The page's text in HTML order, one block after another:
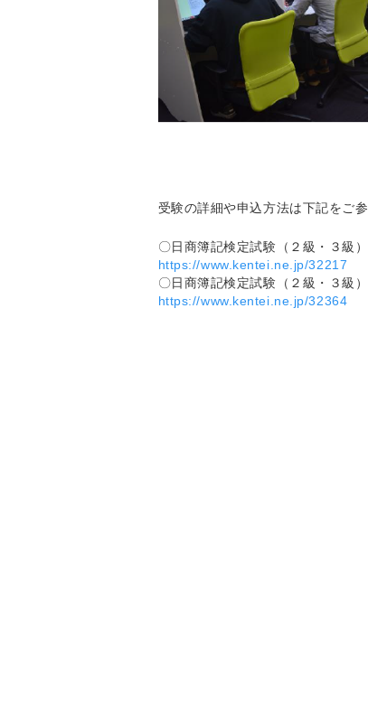
受験の詳細や申込方法は下記をご参
〇日商簿記検定試験（２級・３級
https://www.kentei.ne.jp/32217
〇日商簿記検定試験（２級・３級
https://www.kentei.ne.jp/32364